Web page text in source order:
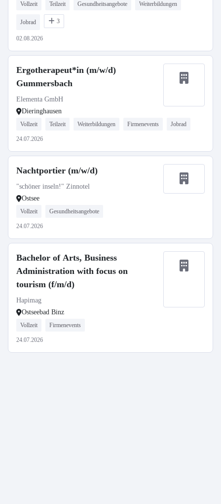
Vollzeit Teilzeit Gesundheitsangebote Weiterbildungen
Jobrad 3
02.08.2026
Ergotherapeut*in (m/w/d)
Gummersbach
Elementa GmbH
Dieringhausen
Vollzeit Teilzeit Weiterbildungen Firmenevents Jobrad
24.07.2026
Nachtportier (m/w/d)
"schöner inseln!" Zinnotel
Ostsee
Vollzeit Gesundheitsangebote
24.07.2026
Bachelor of Arts, Business
Administration with focus on
tourism (f/m/d)
Hapimag
Ostseebad Binz
Vollzeit Firmenevents
24.07.2026